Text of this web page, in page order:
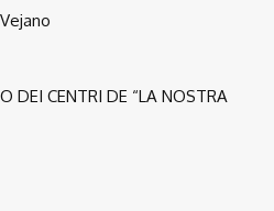
DEI CENTRI DE “LA NOSTRA